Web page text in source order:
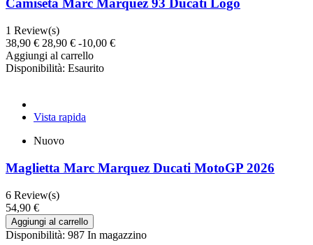
Camiseta Marc Márquez 93 Ducati Logo
1 Review(s)
38,90 € 28,90 € -10,00 €
Aggiungi al carrello
Disponibilità: Esaurito
Vista rapida
Nuovo
Maglietta Marc Marquez Ducati MotoGP 2026
6 Review(s)
54,90 €
Aggiungi al carrello
Disponibilità: 987 In magazzino